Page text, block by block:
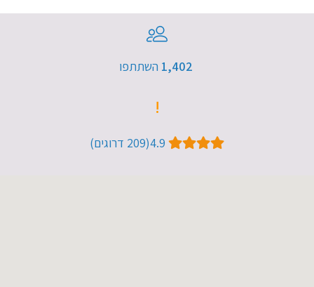
השתתפו
!